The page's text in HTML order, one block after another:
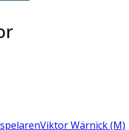
Viktor Wärnick (M)